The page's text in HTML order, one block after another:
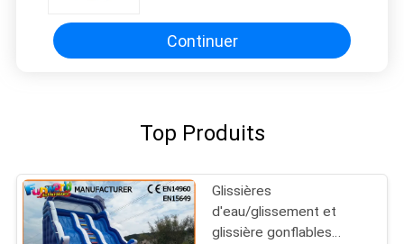
Continuer
Top Produits
Glissières
d'eau/glissement et
glissière gonflables